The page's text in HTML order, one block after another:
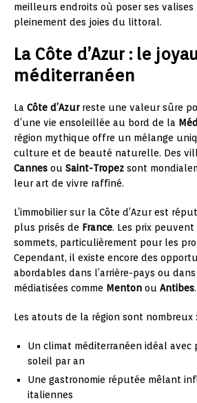
meilleurs endroits où poser ses
pleinement des joies du littoral.
La Côte d’Azur : le
méditerranéen
La Côte d’Azurreste une valeur sûre
d’une vie ensoleillée au bord de la
région mythique offre un mélange
culture et de beauté naturelle. Des
Cannes ou Saint-Tropez sont
leur art de vivre raffiné.
L’immobilier sur la Côte d’Azur est
plus prisés de France. Les prix
sommets, particulièrement pour les
Cependant, il existe encore des
abordables dans l’arrière-pays ou
médiatisées comme Menton ou Antibes.
Les atouts de la région sont nombreux :
Un climat méditerranéen idéal
soleil par an
Une gastronomie réputée mêlant
italiennes